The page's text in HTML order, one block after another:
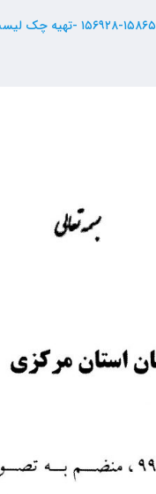
۱۵۶۹۲۸-۱۵۸۶۵ -تهیه چک لیست بررسی رفتار غیرسازی ای معماری